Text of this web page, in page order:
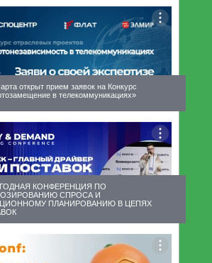
открыт прием заявок на Конкурс
в телекоммуникациях»
КОНФЕРЕНЦИЯ ПО
СПРОСА И
ПЛАНИРОВАНИЮ В ЦЕПЯХ